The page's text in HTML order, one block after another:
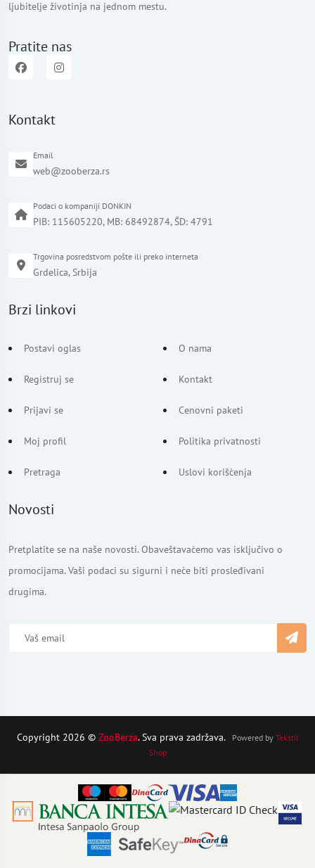
ljubitelje životinja na jednom mestu.
Pratite nas
Kontakt
Email
web@zooberza.rs
Podaci o kompaniji DONKIN
PIB: 115605220, MB: 68492874, ŠD: 4791
Trgovina posredstvom pošte ili preko interneta
Grdelica, Srbija
Brzi linkovi
Postavi oglas
Registruj se
Prijavi se
Moj profil
Pretraga
O nama
Kontakt
Cenovni paketi
Politika privatnosti
Uslovi korišćenja
Novosti
Pretplatite se na naše novosti. Obaveštavaćemo vas isključivo o
promocijama. Vaši podaci su sigurni i neće biti prosleđivani
drugima.
Copyright 2026 © ZooBerza. Sva prava zadržava. Powered by Tekstil
Shop